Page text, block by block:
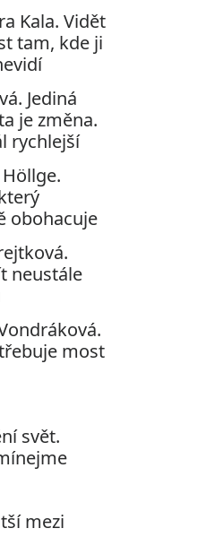
Kala. Vidět
tam, kde ji
Jediná
je změna.
rychlejší
obohacuje
neustále
most
svět.
mezi